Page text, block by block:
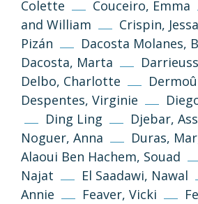
Colette
Couceiro, Emma
and William
Crispin, Jessa
Pizán
Dacosta Molanes,
Dacosta, Marta
Delbo, Charlotte
Despentes, Virginie
Ding Ling
Djebar,
Noguer, Anna
Duras,
Alaoui Ben Hachem, Souad
Najat
El Saadawi, Nawal
Annie
Feaver, Vicki